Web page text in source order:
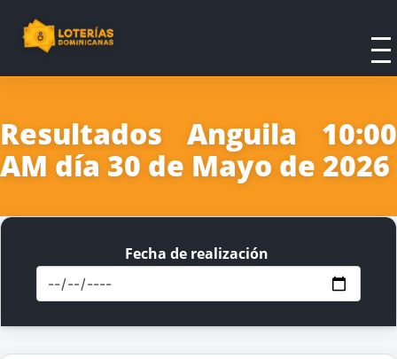
Resultados Anguila 10:00
AM día 30 de Mayo de 2026
Fecha de realización